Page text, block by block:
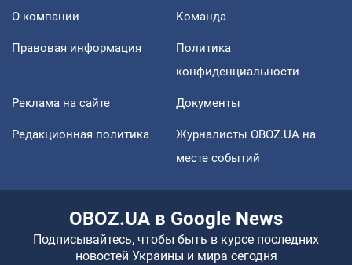
О компании Команда
Правовая информация
Политика
конфиденциальности
Реклама на сайте Документы
Редакционная политика
Журналисты OBOZ.UA на
месте событий
OBOZ.UA в Google News
Подписывайтесь, чтобы быть в курсе последних
новостей Украины и мира сегодня